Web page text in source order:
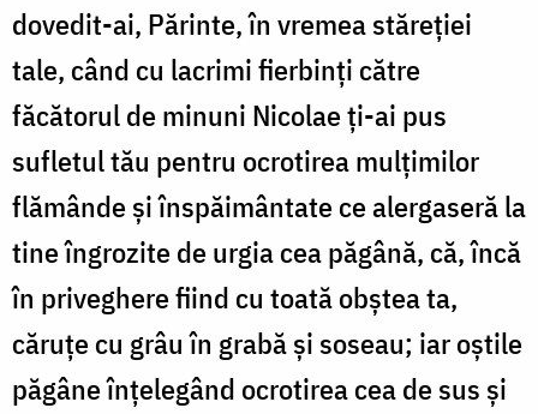
dovedit-ai, Părinte, în vremea stăreției
tale, când cu lacrimi fierbinți către
făcătorul de minuni Nicolae ți-ai pus
sufletul tău pentru ocrotirea mulțimilor
flămânde și înspăimântate ce alergaseră la
tine îngrozite de urgia cea păgână, că, încă
în priveghere fiind cu toată obștea ta,
căruțe cu grâu în grabă și soseau; iar oștile
păgâne înțelegând ocrotirea cea de sus și